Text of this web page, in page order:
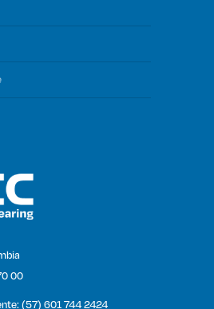
00
(57) 601 744 2424